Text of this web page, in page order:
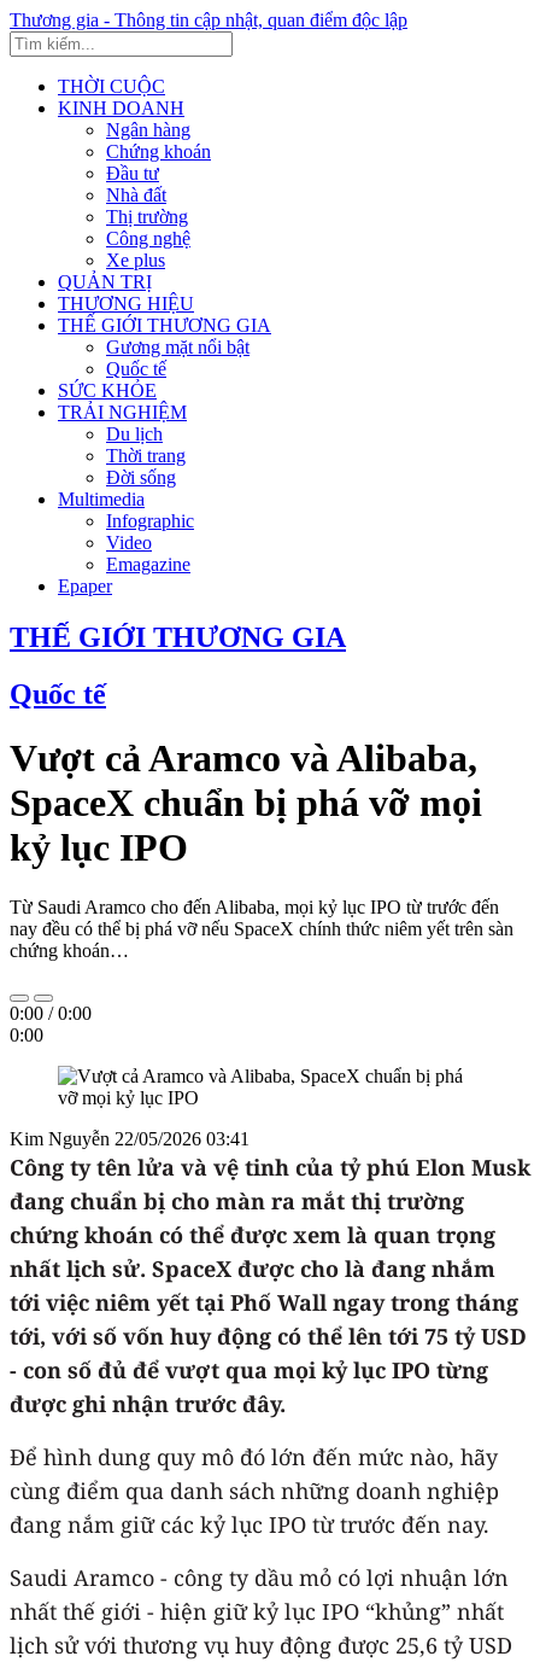
Thương gia - Thông tin cập nhật, quan điểm độc lập
THỜI CUỘC
KINH DOANH
Ngân hàng
Chứng khoán
Đầu tư
Nhà đất
Thị trường
Công nghệ
Xe plus
QUẢN TRỊ
THƯƠNG HIỆU
THẾ GIỚI THƯƠNG GIA
Gương mặt nổi bật
Quốc tế
SỨC KHỎE
TRẢI NGHIỆM
Du lịch
Thời trang
Đời sống
Multimedia
Infographic
Video
Emagazine
Epaper
THẾ GIỚI THƯƠNG GIA
Quốc tế
Vượt cả Aramco và Alibaba,
SpaceX chuẩn bị phá vỡ mọi
kỷ lục IPO
Từ Saudi Aramco cho đến Alibaba, mọi kỷ lục IPO từ trước đến
nay đều có thể bị phá vỡ nếu SpaceX chính thức niêm yết trên sàn
chứng khoán…
0:00 /0:00
0:00
Kim Nguyễn 22/05/2026 03:41
Công ty tên lửa và vệ tinh của tỷ phú Elon Musk
đang chuẩn bị cho màn ra mắt thị trường
chứng khoán có thể được xem là quan trọng
nhất lịch sử. SpaceX được cho là đang nhắm
tới việc niêm yết tại Phố Wall ngay trong tháng
tới, với số vốn huy động có thể lên tới 75 tỷ USD
- con số đủ để vượt qua mọi kỷ lục IPO từng
được ghi nhận trước đây.
Để hình dung quy mô đó lớn đến mức nào, hãy
cùng điểm qua danh sách những doanh nghiệp
đang nắm giữ các kỷ lục IPO từ trước đến nay.
Saudi Aramco - công ty dầu mỏ có lợi nhuận lớn
nhất thế giới - hiện giữ kỷ lục IPO “khủng” nhất
lịch sử với thương vụ huy động được 25,6 tỷ USD